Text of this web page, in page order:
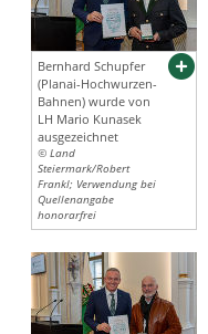
Bernhard Schupfer
(Planai-Hochwurzen-
Bahnen) wurde von
LH Mario Kunasek
ausgezeichnet
© Land
Steiermark/Robert
Frankl; Verwendung bei
Quellenangabe
honorarfrei